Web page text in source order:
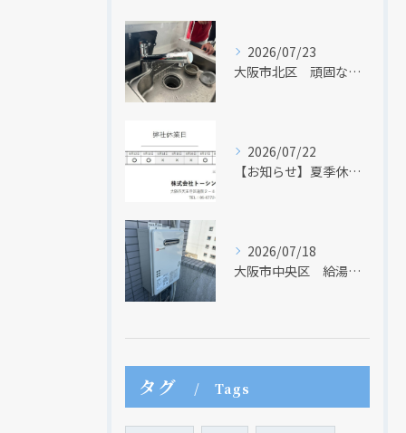
2026/07/23
大阪市北区 頑固な水アカはなかなか取れない・・・
2026/07/22
【お知らせ】夏季休業日のお知らせ【２０２６年】
2026/07/18
大阪市中央区 給湯器のリモコンが無くても、リモコンを設置する方法はあります
タグ Tags